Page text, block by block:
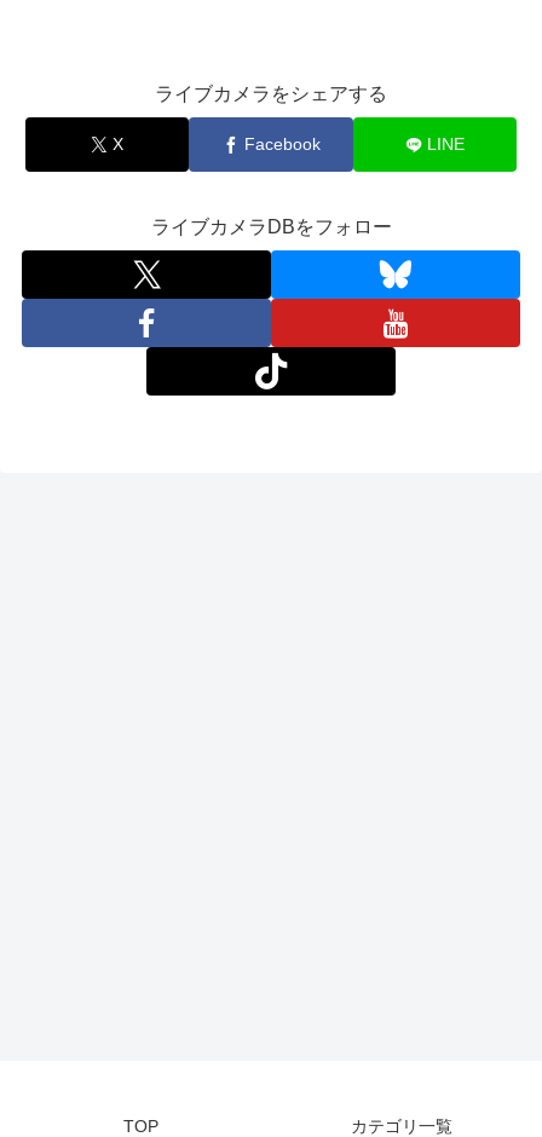
ライブカメラをシェアする
X Facebook LINE
ライブカメラDBをフォロー
TOP カテゴリ一覧